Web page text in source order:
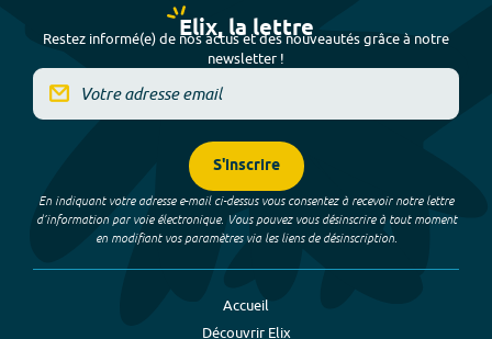
Elix, la lettre
Restez informé(e) de nos actus et des nouveautés grâce à notre
newsletter !
S'inscrire
En indiquant votre adresse e-mail ci-dessus vous consentez à recevoir notre lettre
d’information par voie électronique. Vous pouvez vous désinscrire à tout moment
en modifiant vos paramètres via les liens de désinscription.
Accueil
Découvrir Elix